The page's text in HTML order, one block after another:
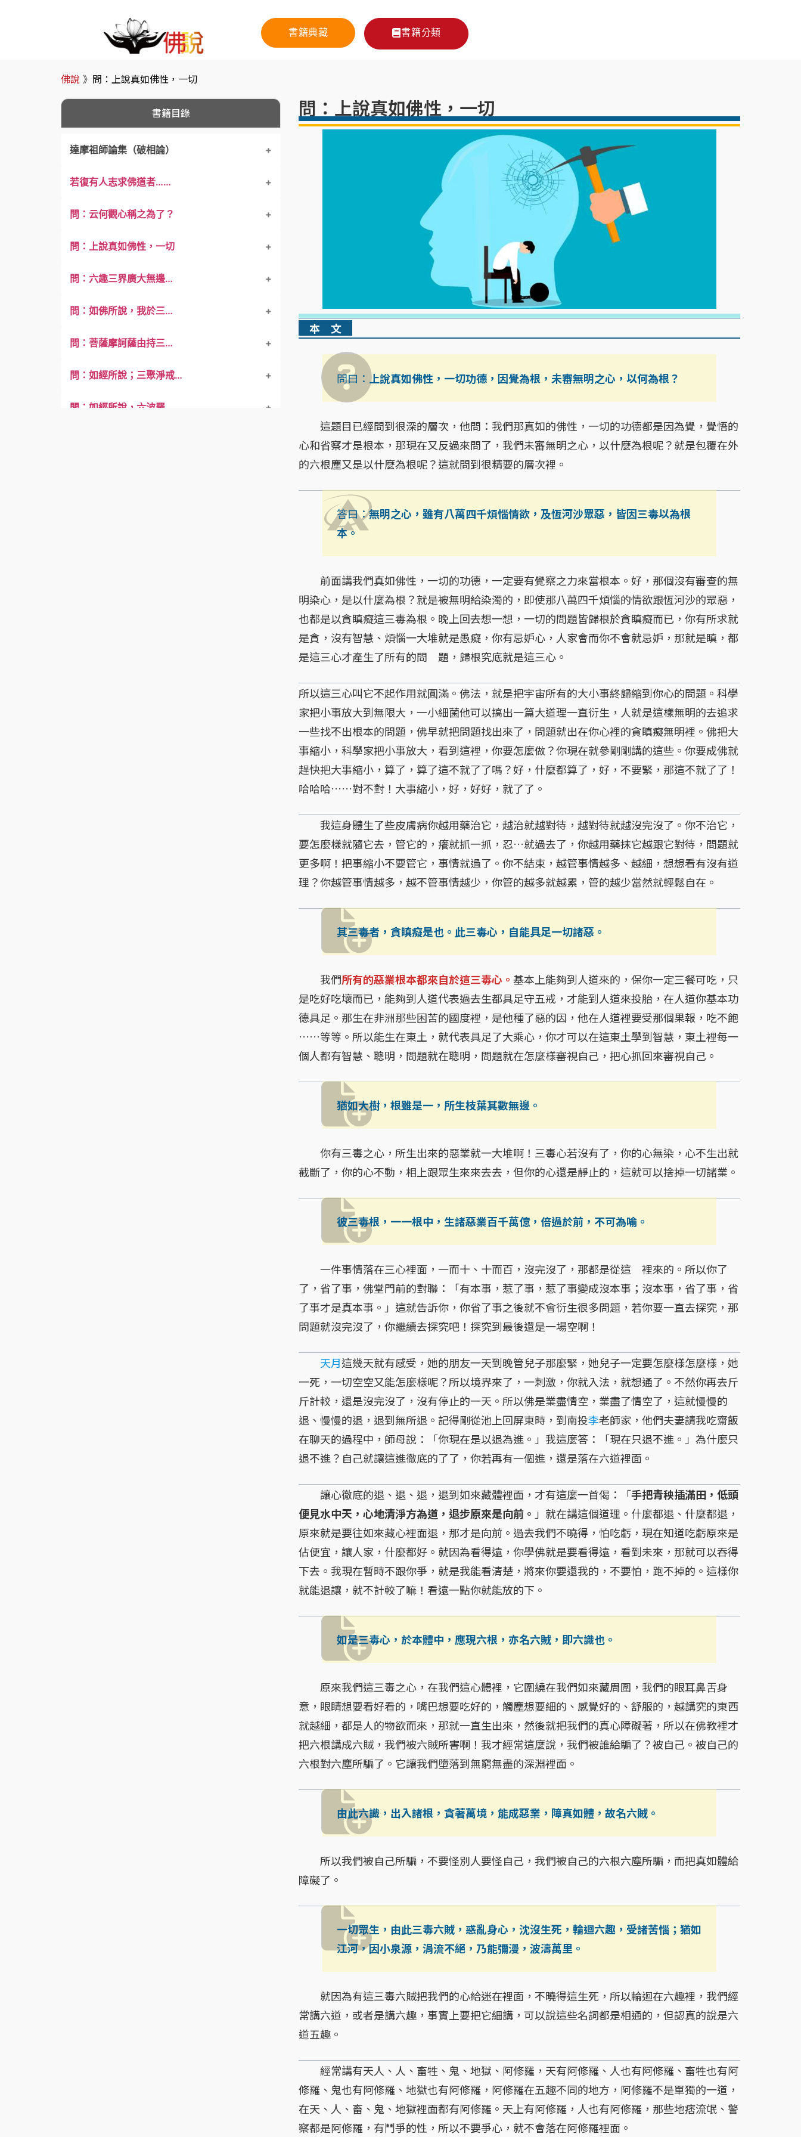
書籍典藏 書籍分類
佛說 》 問：上說真如佛性，一切
書籍目錄
達摩祖師論集（破相論）
若復有人志求佛道者……
問：云何觀心稱之為了？
問：上說真如佛性，一切
問：六趣三界廣大無邊…
問：如佛所說，我於三…
問：菩薩摩訶薩由持三…
問：如經所說；三聚淨戒…
問：如經所說，六波羅…
問：上說真如佛性，一切
本 文
問曰： 上說真如佛性，一切功德，因覺為根，未審無明之心，以何為根？
這題目已經問到很深的層次，他問：我們那真如的佛性，一切的功德都是因為覺，覺悟的
心和省察才是根本，那現在又反過來問了，我們未審無明之心，以什麼為根呢？就是包覆在外
的六根塵又是以什麼為根呢？這就問到很精要的層次裡。
答曰：無明之心，雖有八萬四千煩惱情欲，及恆河沙眾惡，皆因三毒以為根
本。
前面講我們真如佛性，一切的功德，一定要有覺察之力來當根本。好，那個沒有審查的無
明染心，是以什麼為根？就是被無明給染濁的，即使那八萬四千煩惱的情欲跟恆河沙的眾惡，
也都是以貪瞋癡這三毒為根。晚上回去想一想，一切的問題皆歸根於貪瞋癡而已，你有所求就
是貪，沒有智慧、煩惱一大堆就是愚癡，你有忌妒心，人家會而你不會就忌妒，那就是瞋，都
是這三心才產生了所有的問 題，歸根究底就是這三心。
所以這三心叫它不起作用就圓滿。佛法，就是把宇宙所有的大小事終歸縮到你心的問題。科學
家把小事放大到無限大，一小細菌他可以搞出一篇大道理一直衍生，人就是這樣無明的去追求
一些找不出根本的問題，佛早就把問題找出來了，問題就出在你心裡的貪瞋癡無明裡。佛把大
事縮小，科學家把小事放大，看到這裡，你要怎麼做？你現在就參剛剛講的這些。你要成佛就
趕快把大事縮小，算了，算了這不就了了嗎？好，什麼都算了，好，不要緊，那這不就了了！
哈哈哈……對不對！大事縮小，好，好好，就了了。
我這身體生了些皮膚病你越用藥治它，越治就越對待，越對待就越沒完沒了。你不治它，
要怎麼樣就隨它去，管它的，癢就抓一抓，忍…就過去了，你越用藥抹它越跟它對待，問題就
更多啊！把事縮小不要管它，事情就過了。你不結束，越管事情越多、越細，想想看有沒有道
理？你越管事情越多，越不管事情越少，你管的越多就越累，管的越少當然就輕鬆自在。
其三毒者，貪瞋癡是也。此三毒心，自能具足一切諸惡。
我們所有的惡業根本都來自於這三毒心。 基本上能夠到人道來的，保你一定三餐可吃，只
是吃好吃壞而已，能夠到人道代表過去生都具足守五戒，才能到人道來投胎，在人道你基本功
德具足。那生在非洲那些困苦的國度裡，是他種了惡的因，他在人道裡要受那個果報，吃不飽
……等等。所以能生在東土，就代表具足了大乘心，你才可以在這東土學到智慧，東土裡每一
個人都有智慧、聰明，問題就在聰明，問題就在怎麼樣審視自己，把心抓回來審視自己。
猶如大樹，根雖是一，所生枝葉其數無邊。
你有三毒之心，所生出來的惡業就一大堆啊！三毒心若沒有了，你的心無染，心不生出就
截斷了，你的心不動，相上跟眾生來來去去，但你的心還是靜止的，這就可以捨掉一切諸業。
彼三毒根，一一根中，生諸惡業百千萬億，倍過於前，不可為喻。
一件事情落在三心裡面，一而十、十而百，沒完沒了，那都是從這 裡來的。所以你了
了，省了事，佛堂門前的對聯：「有本事，惹了事，惹了事變成沒本事；沒本事，省了事，省
了事才是真本事。」這就告訴你，你省了事之後就不會衍生很多問題，若你要一直去探究，那
問題就沒完沒了，你繼續去探究吧！探究到最後還是一場空啊！
天月這幾天就有感受，她的朋友一天到晚管兒子那麼緊，她兒子一定要怎麼樣怎麼樣，她
一死，一切空空又能怎麼樣呢？所以境界來了，一刺激，你就入法，就想通了。不然你再去斤
斤計較，還是沒完沒了，沒有停止的一天。所以佛是業盡情空，業盡了情空了，這就慢慢的
退、慢慢的退，退到無所退。記得剛從池上回屏東時，到南投李老師家，他們夫妻請我吃齋飯
在聊天的過程中，師母說：「你現在是以退為進。」我這麼答：「現在只退不進。」為什麼只
退不進？自己就讓這進徹底的了了，你若再有一個進，還是落在六道裡面。
讓心徹底的退、退、退，退到如來藏體裡面，才有這麼一首偈：「手把青秧插滿田，低頭
便見水中天，心地清淨方為道，退步原來是向前。 」就在講這個道理。什麼都退、什麼都退，
原來就是要往如來藏心裡面退，那才是向前。過去我們不曉得，怕吃虧，現在知道吃虧原來是
佔便宜，讓人家，什麼都好。就因為看得遠，你學佛就是要看得遠，看到未來，那就可以吞得
下去。我現在暫時不跟你爭，就是我能看清楚，將來你要還我的，不要怕，跑不掉的。這樣你
就能退讓，就不計較了嘛！看遠一點你就能放的下。
如是三毒心，於本體中，應現六根，亦名六賊，即六識也。
原來我們這三毒之心，在我們這心體裡，它圍繞在我們如來藏周圍，我們的眼耳鼻舌身
意，眼睛想要看好看的，嘴巴想要吃好的，觸塵想要細的、感覺好的、舒服的，越講究的東西
就越細，都是人的物欲而來，那就一直生出來，然後就把我們的真心障礙著，所以在佛教裡才
把六根講成六賊，我們被六賊所害啊！我才經常這麼說，我們被誰給騙了？被自己。被自己的
六根對六塵所騙了。它讓我們墮落到無窮無盡的深淵裡面。
由此六識，出入諸根，貪著萬境，能成惡業，障真如體，故名六賊。
所以我們被自己所騙，不要怪別人要怪自己，我們被自己的六根六塵所騙，而把真如體給
障礙了。
一切眾生，由此三毒六賊，惑亂身心，沈沒生死，輪迴六趣，受諸苦惱；猶如
江河，因小泉源，涓流不絕，乃能彌漫，波濤萬里。
就因為有這三毒六賊把我們的心給迷在裡面，不曉得這生死，所以輪迴在六趣裡，我們經
常講六道，或者是講六趣，事實上要把它細講，可以說這些名詞都是相通的，但認真的說是六
道五趣。
經常講有天人、人、畜牲、鬼、地獄、阿修羅，天有阿修羅、人也有阿修羅、畜牲也有阿
修羅、鬼也有阿修羅、地獄也有阿修羅，阿修羅在五趣不同的地方，阿修羅不是單獨的一道，
在天、人、畜、鬼、地獄裡面都有阿修羅。天上有阿修羅，人也有阿修羅，那些地痞流氓、警
察都是阿修羅，有鬥爭的性，所以不要爭心，就不會落在阿修羅裡面。